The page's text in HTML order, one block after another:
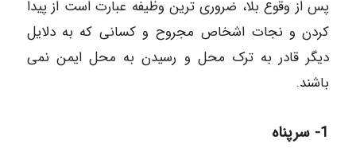
پس از وقوع بلا، ضروری ترین وظیفه عبارت است از پیدا
کردن و نجات اشخاص مجروح و کسانی که به دلایل
دیگر قادر به ترک محل و رسیدن به محل ایمن نمی
باشند.
1- سرپناه